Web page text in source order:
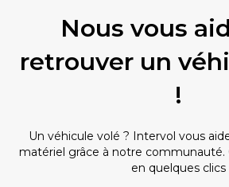
Nous vous
retrouver un
!
Un véhicule volé ? Intervol vous
matériel grâce à notre communauté.
en quelques clics